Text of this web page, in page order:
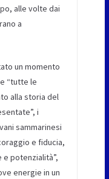
alle volte dai
a
un momento
“tutte le
alla storia del
i
sammarinesi
e fiducia,
potenzialità”,
energie in un